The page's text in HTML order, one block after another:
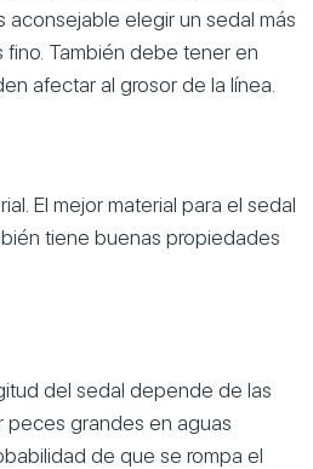
aconsejable elegir un sedal más
También debe tener en
afectar al grosor de la línea.
El mejor material para el sedal
tiene buenas propiedades
del sedal depende de las
peces grandes en aguas
de que se rompa el